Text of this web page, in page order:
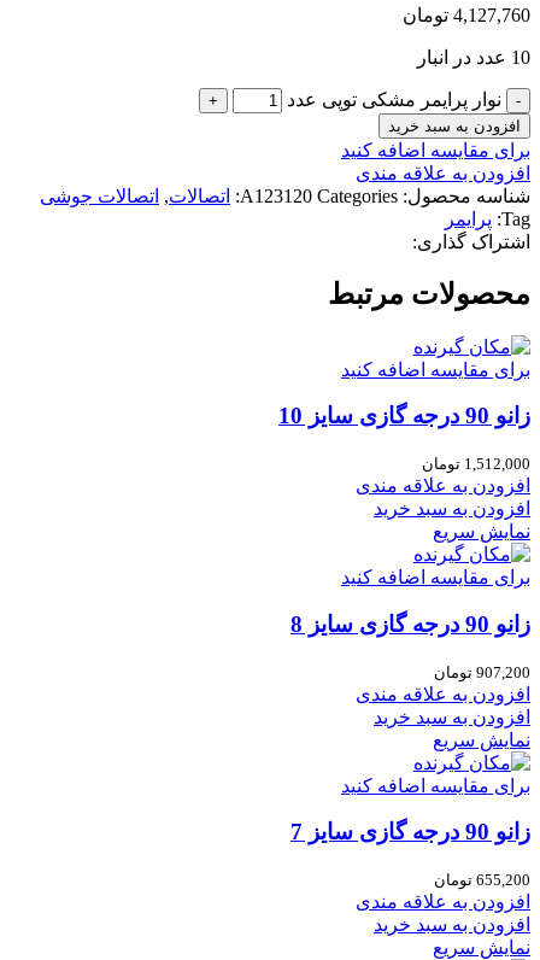
4,127,760 تومان
10 عدد در انبار
نوار پرایمر مشکی توپی عدد
افزودن به سبد خرید
برای مقایسه اضافه کنید
افزودن به علاقه مندی
شناسه محصول:
A123120 Categories: اتصالات, اتصالات جوشی
Tag: پرایمر
اشتراک گذاری:
محصولات مرتبط
برای مقایسه اضافه کنید
زانو 90 درجه گازی سایز 10
1,512,000 تومان
افزودن به علاقه مندی
افزودن به سبد خرید
نمایش سریع
برای مقایسه اضافه کنید
زانو 90 درجه گازی سایز 8
907,200 تومان
افزودن به علاقه مندی
افزودن به سبد خرید
نمایش سریع
برای مقایسه اضافه کنید
زانو 90 درجه گازی سایز 7
655,200 تومان
افزودن به علاقه مندی
افزودن به سبد خرید
نمایش سریع